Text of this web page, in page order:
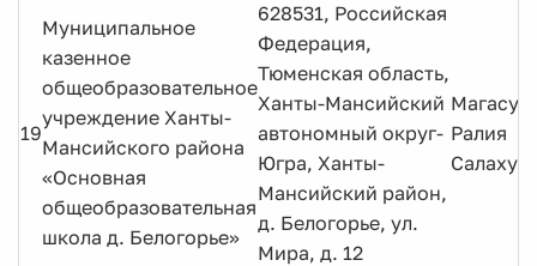
19
Муниципальное
казенное
общеобразовательное
учреждение Ханты-
Мансийского района
«Основная
общеобразовательная
школа д. Белогорье»
628531, Российская
Федерация,
Тюменская область,
Ханты-Мансийский
автономный округ-
Югра, Ханты-
Мансийский район,
д. Белогорье, ул.
Мира, д. 12
Ралия